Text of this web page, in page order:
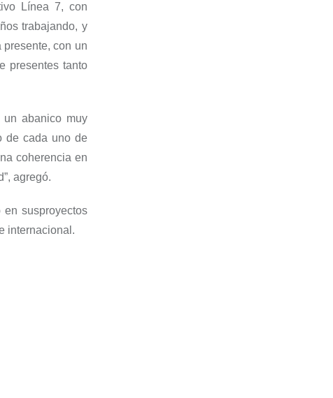
Línea 7,con
trabajando,y
presente,con un
presentes tanto
un abanico muy
de cada uno de
coherencia en
”, agregó.
ensusproyectos
internacional .